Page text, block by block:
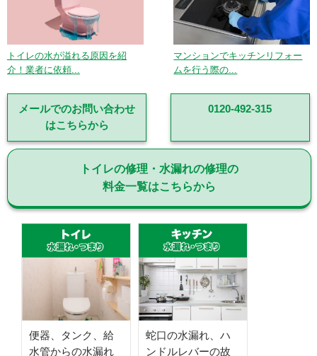
トイレの水が溢れる原因を紹
介！業者に依頼...
マンションでキッチンリフォー
ムを行う際の...
メールでのお問い合わせ
はこちらから
0120-492-315
トイレの修理・水漏れの修理の
料金一覧はこちらから
便器、タンク、給
水管からの水漏れ
蛇口の水漏れ、ハ
ンドルレバーの故